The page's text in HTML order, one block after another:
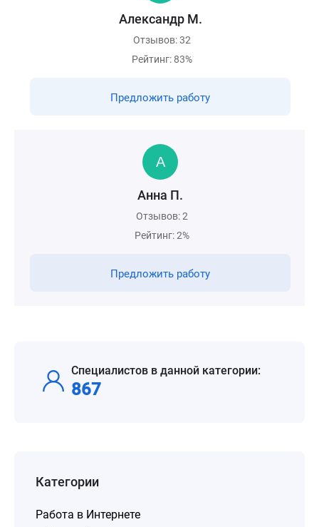
Александр М.
Отзывов: 32
Рейтинг: 83%
Предложить работу
Анна П.
Отзывов: 2
Рейтинг: 2%
Предложить работу
Специалистов в данной категории:
867
Категории
Работа в Интернете